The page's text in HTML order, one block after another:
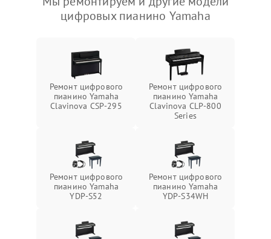
цифровых пианино Yamaha
Ремонт цифрового
пианино Yamaha
Clavinova CSP-295
Ремонт цифрового
пианино Yamaha
Clavinova CLP-800
Series
Ремонт цифрового
пианино Yamaha
YDP-S52
Ремонт цифрового
пианино Yamaha
YDP-S34WH